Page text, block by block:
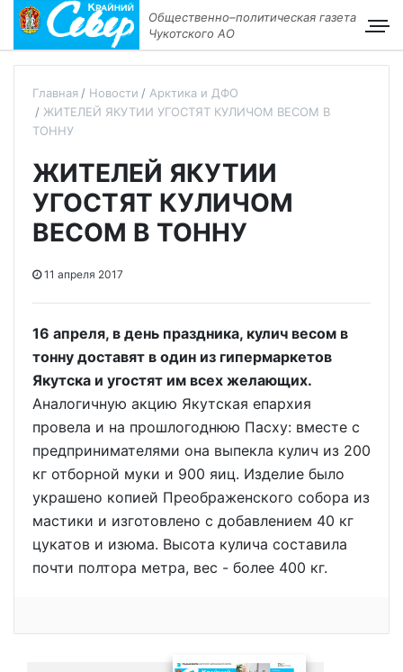
Общественно–политическая газета
Чукотского АО
Главная Новости
Арктика и ДФО
ЖИТЕЛЕЙ ЯКУТИИ УГОСТЯТ КУЛИЧОМ ВЕСОМ В
ТОННУ
ЖИТЕЛЕЙ ЯКУТИИ
УГОСТЯТ КУЛИЧОМ
ВЕСОМ В ТОННУ
11 апреля 2017
16 апреля, в день праздника, кулич весом в
тонну доставят в один из гипермаркетов
Якутска и угостят им всех желающих.
Аналогичную акцию Якутская епархия
провела и на прошлогоднюю Пасху: вместе с
предпринимателями она выпекла кулич из 200
кг отборной муки и 900 яиц. Изделие было
украшено копией Преображенского собора из
мастики и изготовлено с добавлением 40 кг
цукатов и изюма. Высота кулича составила
почти полтора метра, вес - более 400 кг.